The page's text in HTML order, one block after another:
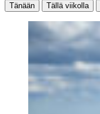
Tänään Tällä viikolla